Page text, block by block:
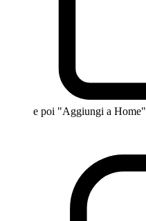
e poi "Aggiungi a Home"